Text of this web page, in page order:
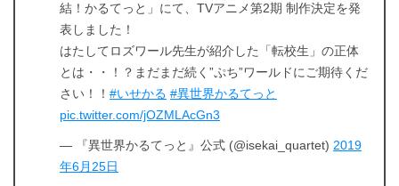
結！かるてっと」にて、TVアニメ第2期 制作決定を発
表しました！
はたしてロズワール先生が紹介した「転校生」の正体
とは・・！？まだまだ続く”ぷち”ワールドにご期待くだ
さい！！ #いせかる #異世界かるてっと
pic.twitter.com/jOZMLAcGn3
— 『異世界かるてっと』公式 (@isekai_quartet) 2019
年6月25日